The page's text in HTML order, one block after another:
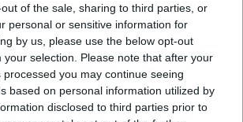
of the sale, sharing to third parties, or
personal or sensitive information for
by us, please use the below opt-out
your selection. Please note that after your
you may continue seeing
based on personal information utilized by
disclosed to third parties prior to
conferma insieme a Marenzi i
i tre campi in terra battuta
a Lesa i migliori giovani del
Assegneremo le wild